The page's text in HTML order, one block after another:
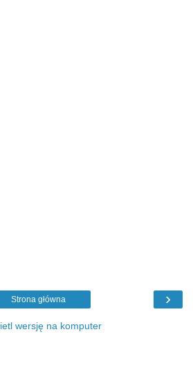
›
Strona główna
wersję na komputer